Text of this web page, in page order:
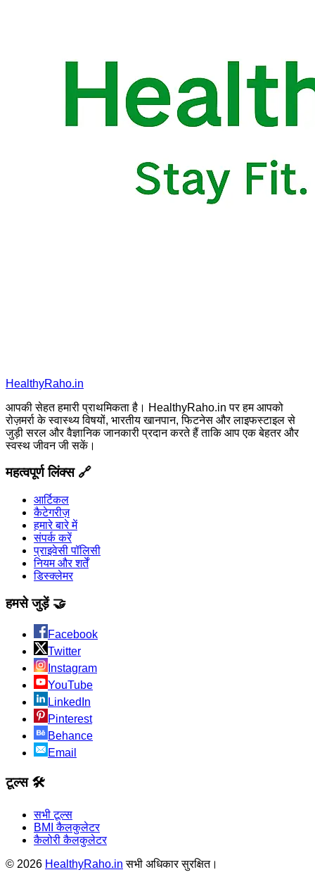
HealthyRaho.in
आपकी सेहत हमारी प्राथमिकता है। HealthyRaho.in पर हम आपको
रोज़मर्रा के स्वास्थ्य विषयों, भारतीय खानपान, फिटनेस और लाइफस्टाइल से
जुड़ी सरल और वैज्ञानिक जानकारी प्रदान करते हैं ताकि आप एक बेहतर और
स्वस्थ जीवन जी सकें।
महत्वपूर्ण लिंक्स 🔗
आर्टिकल
कैटेगरीज़
हमारे बारे में
संपर्क करें
प्राइवेसी पॉलिसी
नियम और शर्तें
डिस्क्लेमर
हमसे जुड़ें 🤝
Facebook
Twitter
Instagram
YouTube
LinkedIn
Pinterest
Behance
Email
टूल्स 🛠️
सभी टूल्स
BMI कैलकुलेटर
कैलोरी कैलकुलेटर
© 2026 HealthyRaho.in सभी अधिकार सुरक्षित।